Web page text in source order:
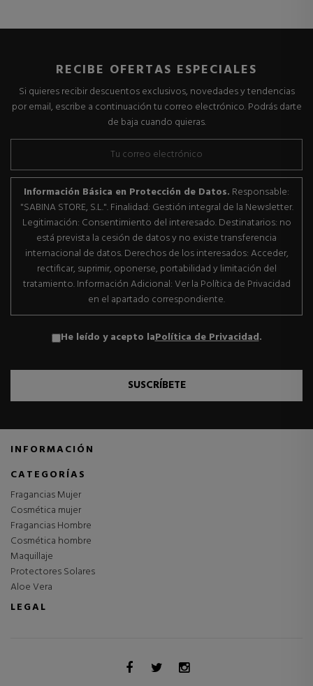
RECIBE OFERTAS ESPECIALES
Si quieres recibir descuentos exclusivos, novedades y tendencias
por email, escribe a continuación tu correo electrónico. Podrás darte
de baja cuando quieras.
Información Básica en Protección de Datos. Responsable:
"SABINA STORE, S.L.". Finalidad: Gestión integral de la Newsletter.
Legitimación: Consentimiento del interesado. Destinatarios: no
está prevista la cesión de datos y no existe transferencia
internacional de datos. Derechos de los interesados: Acceder,
rectificar, suprimir, oponerse, portabilidad y limitación del
tratamiento. Información Adicional: Ver la Política de Privacidad
en el apartado correspondiente.
He leído y acepto laPolítica de Privacidad.
SUSCRÍBETE
INFORMACIÓN
CATEGORÍAS
Fragancias Mujer
Cosmética mujer
Fragancias Hombre
Cosmética hombre
Maquillaje
Protectores Solares
Aloe Vera
LEGAL